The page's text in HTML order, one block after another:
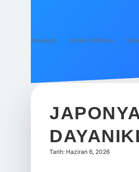
Anasayfa Gizlilik Politikası
Tarih: Haziran 6, 2026